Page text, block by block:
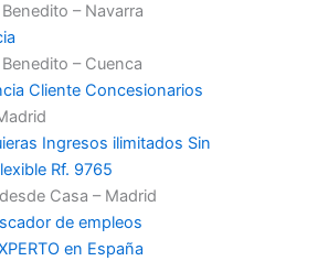
– Navarra
– Cuenca
Cliente Concesionarios
Ingresos ilimitados Sin
Rf. 9765
Casa – Madrid
de empleos
en España